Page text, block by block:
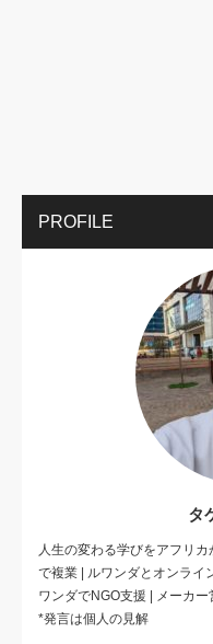
PROFILE
タ
人生の変わる学びをアフリ
で複業 | ルワンダとオンライ
ワンダでNGO支援 | メーカ
*発言は個人の見解